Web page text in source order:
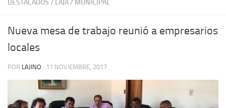
DESTACADOS / LAJA/ MUNICIPAL
Nueva mesa de trabajo reunió a empresarios
locales
POR LAJINO · 11 NOVIEMBRE, 2017